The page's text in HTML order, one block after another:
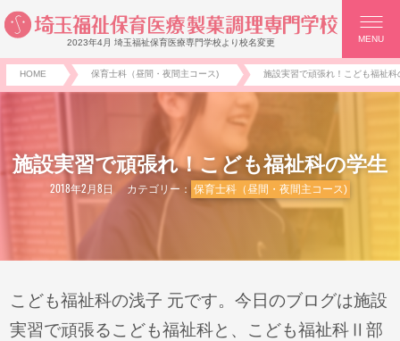
2023年4月 埼玉福祉保育医療専門学校より校名変更 MENU
HOME 保育士科（昼間・夜間主コース) 施設実習で頑張れ！こども福祉科
施設実習で頑張れ！こども福祉科の学生
2018年2月8日 カテゴリー： 保育士科（昼間・夜間主コース)
こども福祉科の浅子 元です。今日のブログは施設
実習で頑張るこども福祉科と、こども福祉科Ⅱ部